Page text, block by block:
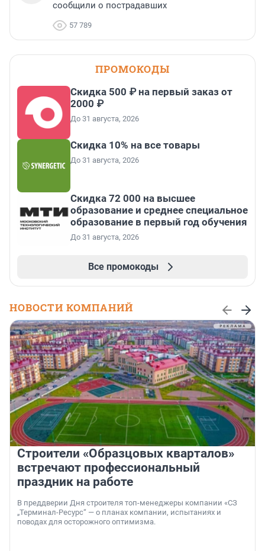
сообщили о пострадавших
57 789
ПРОМОКОДЫ
Скидка 500 ₽ на первый заказ от
2000 ₽
До 31 августа, 2026
Скидка 10% на все товары
До 31 августа, 2026
Скидка 72 000 на высшее
образование и среднее специальное
образование в первый год обучения
До 31 августа, 2026
Все промокоды
НОВОСТИ КОМПАНИЙ
Строители «Образцовых кварталов»
встречают профессиональный
праздник на работе
В преддверии Дня строителя топ-менеджеры компании «СЗ
„Терминал-Ресурс“ — о планах компании, испытаниях и
поводах для осторожного оптимизма.